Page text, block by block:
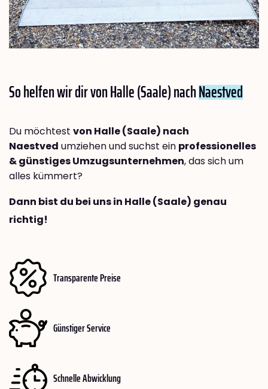
So helfen wir dir von Halle (Saale) nachNaestved
Du möchtest von Halle (Saale) nach
Naestved umziehen und suchst ein professionelles
& günstiges Umzugsunternehmen, das sich um
alles kümmert?
Dann bist du bei uns in Halle (Saale) genau
richtig!
Transparente Preise
Günstiger Service
Schnelle Abwicklung